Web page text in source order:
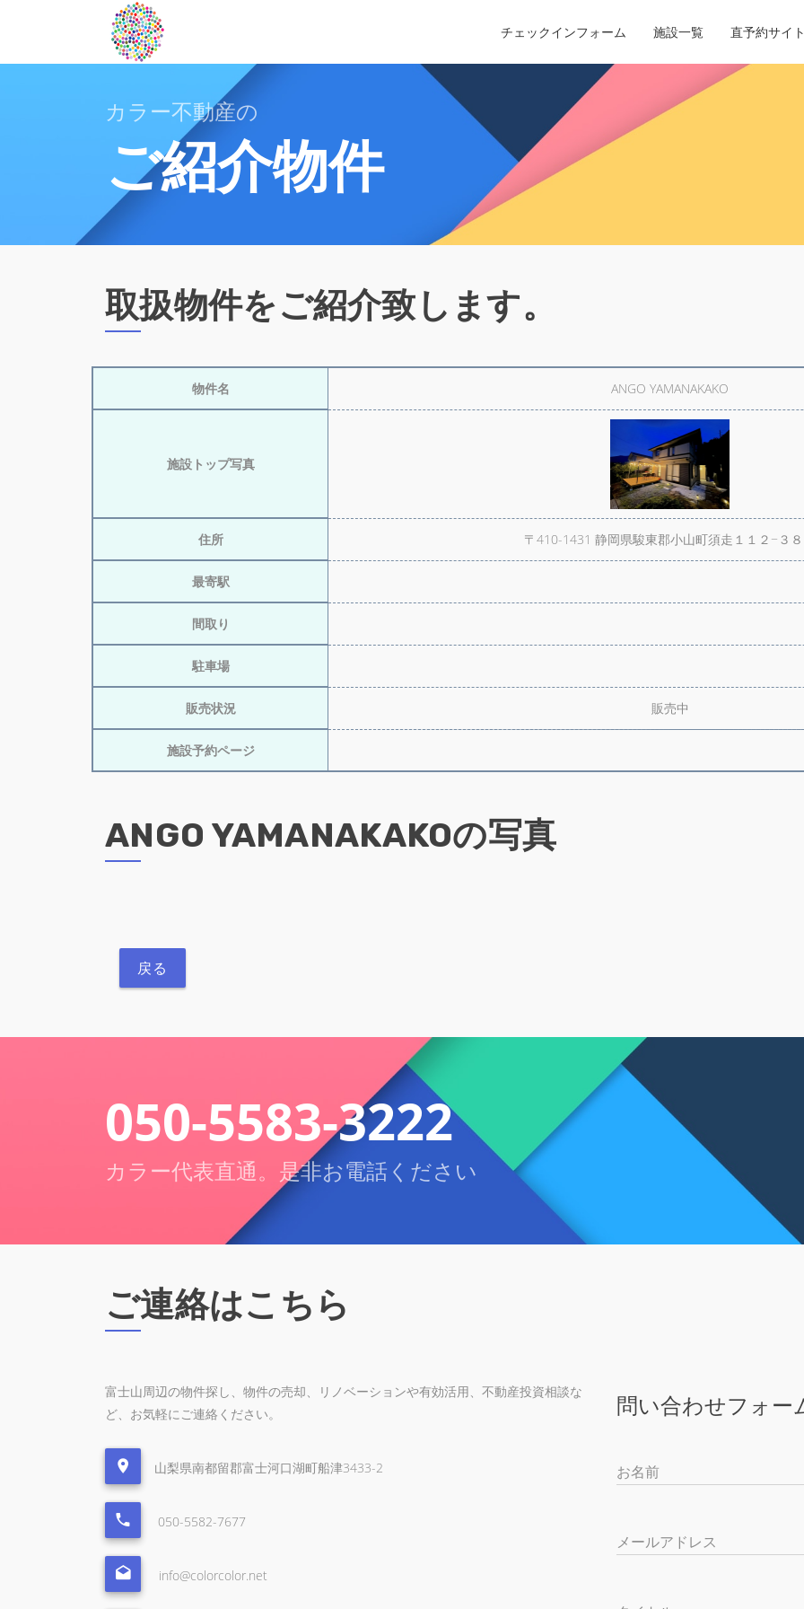
チェックインフォーム 施設一覧 直予約サイ
カラー不動産の
ご紹介物件
取扱物件をご紹介致します。
物件名 ANGO YAMANAKAKO
施設トップ写真
住所 〒410-1431 静岡県駿東郡小山町須走１１２−３
最寄駅
間取り
駐車場
販売状況 販売中
施設予約ページ
ANGO YAMANAKAKOの写真
戻る
050-5583-3222
カラー代表直通。是非お電話ください
ご連絡はこちら
富士山周辺の物件探し、物件の売却、リノベーションや有効活用、不動産投資相談な
ど、お気軽にご連絡ください。
山梨県南都留郡富士河口湖町船津3433-2
050-5582-7677
info@colorcolor.net
問い合わせフォー
お名前
メールアドレス